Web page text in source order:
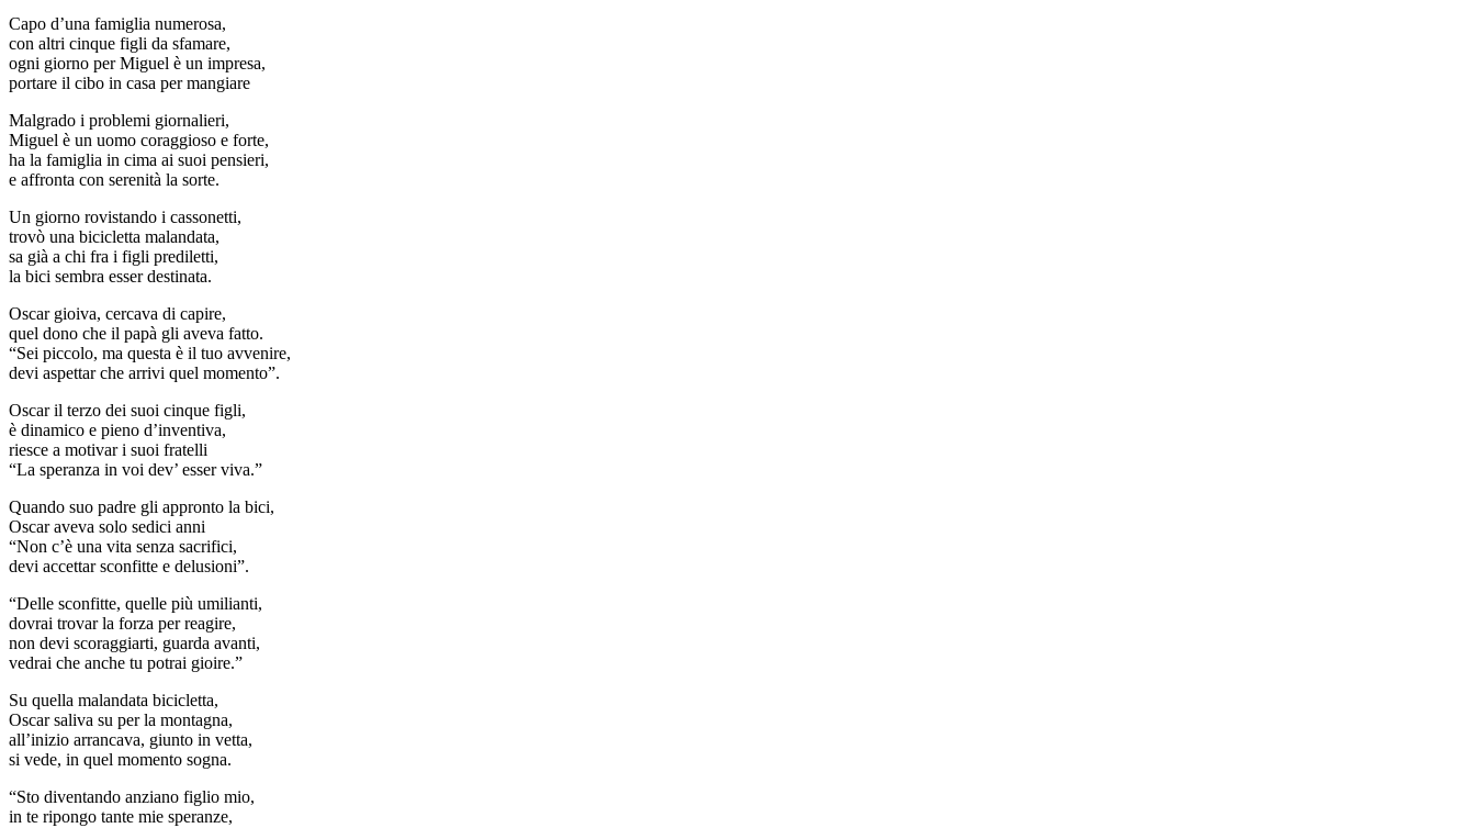
Capo d’una famiglia numerosa,
con altri cinque figli da sfamare,
ogni giorno per Miguel è un impresa,
portare il cibo in casa per mangiare
Malgrado i problemi giornalieri,
Miguel è un uomo coraggioso e forte,
ha la famiglia in cima ai suoi pensieri,
e affronta con serenità la sorte.
Un giorno rovistando i cassonetti,
trovò una bicicletta malandata,
sa già a chi fra i figli prediletti,
la bici sembra esser destinata.
Oscar gioiva, cercava di capire,
quel dono che il papà gli aveva fatto.
“Sei piccolo, ma questa è il tuo avvenire,
devi aspettar che arrivi quel momento”.
Oscar il terzo dei suoi cinque figli,
è dinamico e pieno d’inventiva,
riesce a motivar i suoi fratelli
“La speranza in voi dev’ esser viva.”
Quando suo padre gli appronto la bici,
Oscar aveva solo sedici anni
“Non c’è una vita senza sacrifici,
devi accettar sconfitte e delusioni”.
“Delle sconfitte, quelle più umilianti,
dovrai trovar la forza per reagire,
non devi scoraggiarti, guarda avanti,
vedrai che anche tu potrai gioire.”
Su quella malandata bicicletta,
Oscar saliva su per la montagna,
all’inizio arrancava, giunto in vetta,
si vede, in quel momento sogna.
“Sto diventando anziano figlio mio,
in te ripongo tante mie speranze,